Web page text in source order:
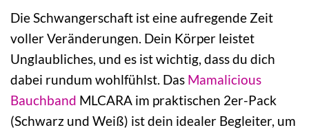
Die Schwangerschaft ist eine aufregende Zeit
voller Veränderungen. Dein Körper leistet
Unglaubliches, und es ist wichtig, dass du dich
dabei rundum wohlfühlst. Das Mamalicious
Bauchband MLCARA im praktischen 2er-Pack
(Schwarz und Weiß) ist dein idealer Begleiter, um